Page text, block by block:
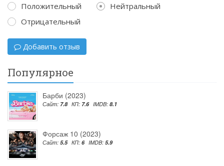
Положительный
Нейтральный
Отрицательный
Добавить отзыв
Популярное
Барби (2023)
Сайт: 7.8 КП: 7.6 IMDB: 8.1
Форсаж 10 (2023)
Сайт: 5.5 КП: 6 IMDB: 5.9